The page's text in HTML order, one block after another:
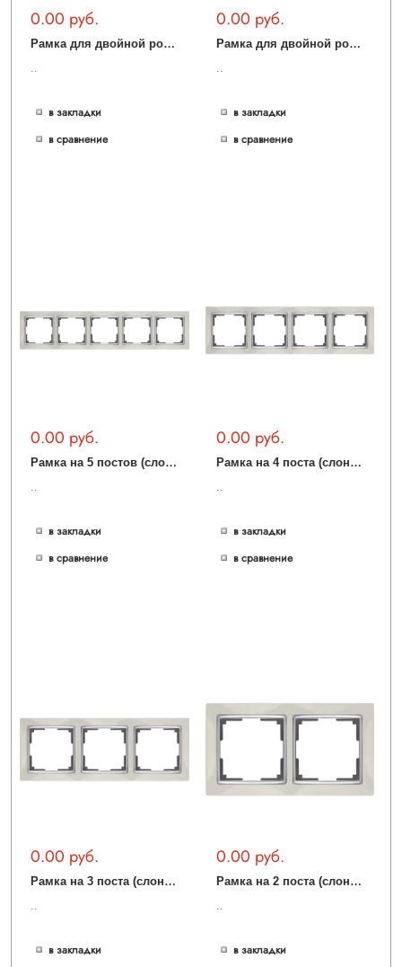
0.00 руб.
Р
амка для двойной розетки (слоновая кость) WL03-Frame-01-DBL-ivory
..
в закладки
в сравнение
0.00 руб.
Р
амка для двойной розетки (белый) WL03-Frame-01-DBL-white
..
в закладки
в сравнение
0.00 руб.
Р
амка на 5 постов (слоновая кость) WL03-Frame-05-ivory
..
в закладки
в сравнение
0.00 руб.
Р
амка на 4 поста (слоновая кость) WL03-Frame-04-ivory
..
в закладки
в сравнение
0.00 руб.
Р
амка на 3 поста (слоновая кость) WL03-Frame-03-ivory
..
в закладки
0.00 руб.
Р
амка на 2 поста (слоновая кость) WL03-Frame-02-ivory
..
в закладки